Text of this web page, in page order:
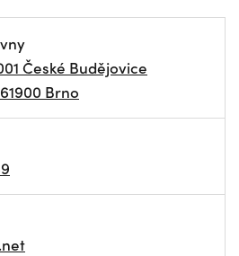
České Budějovice
Brno